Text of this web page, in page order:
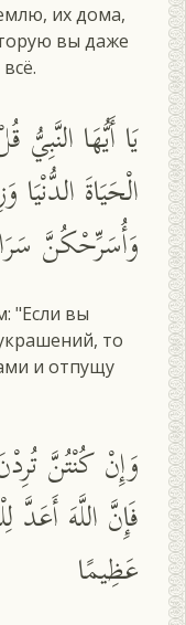
их дома,
вы даже
يَا أَيُّهَا
الْحَيَاةَ الدُّنْيَا
وَأُسَرِّحْكُنَّ
"Если вы
то
и отпущу
وَإِنْ كُنْتُنَّ
فَإِنَّ اللَّهَ
عَظِيمًا